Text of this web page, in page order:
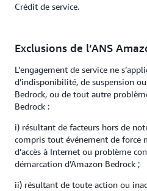
Crédit de service.
Exclusions de l’ANS
L’engagement de service ne
d’indisponibilité, de suspension
Bedrock, ou de tout autre
Bedrock :
i) résultant de facteurs hors de
compris tout événement de force
d’accès à Internet ou problème
démarcation d’Amazon Bedrock ;
ii) résultant de toute action ou